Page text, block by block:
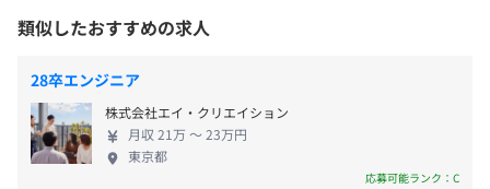
「Matcher」では、所属大学の先輩以外でも、“気軽にOB
人と学生の多くの出会いを創出し、“誰とするのか”・“ど
うなれるのか”という具体的な成長イメージを持ちなが
ら、就職活動を進められるような社会づくりを目指してい
ます。
■ 「国会議事堂前」徒歩7分
■ 「霞ヶ関」徒歩10分
・社内球技大会
昇給査定年 2 回(5月・11月)
しており、利用者との距離が非常に近く、手触り感
を持って働いていただけます！ 従来の大学経由の
OB・OG訪問では、所属大学のOB・OGにしか会いに
行くことができません。つまり、志望企業にOB・OG
がいなければ、その機会は失われてしまいます。本来
ならば、全ての学生が手を伸ばせば同じように機会
や情報を得られるべきではないかという問題意識の
類似したおすすめの求人
28卒エンジニア
株式会社エイ・クリエイション
月収 21万 〜 23万円
東京都
応募可能ランク：C